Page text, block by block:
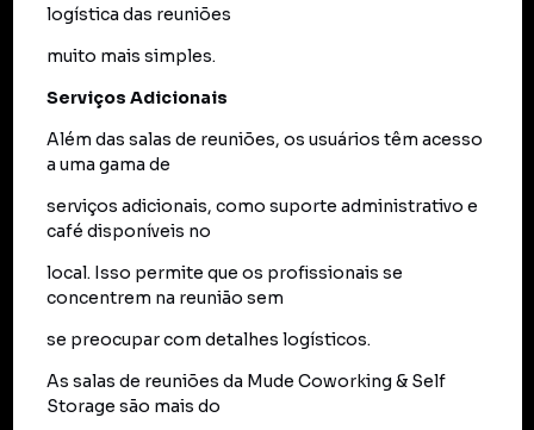
logística das reuniões
muito mais simples.
Serviços Adicionais
Além das salas de reuniões, os usuários têm acesso
a uma gama de
serviços adicionais, como suporte administrativo e
café disponíveis no
local. Isso permite que os profissionais se
concentrem na reunião sem
se preocupar com detalhes logísticos.
As salas de reuniões da Mude Coworking & Self
Storage são mais do